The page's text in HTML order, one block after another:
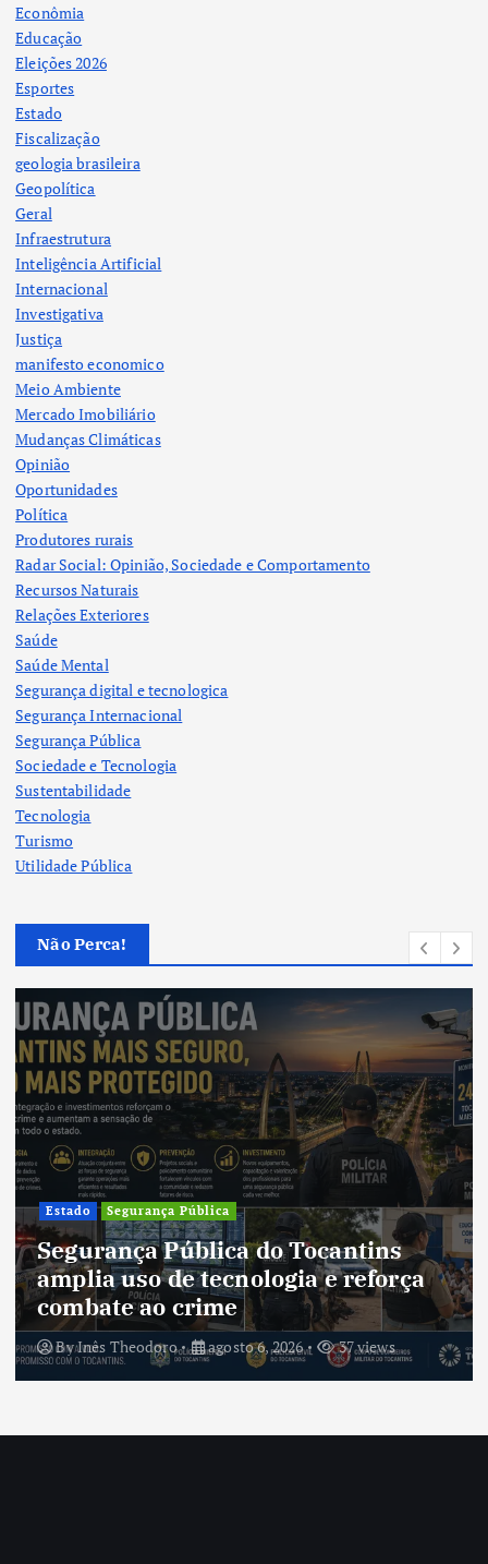
Econômia
Educação
Eleições 2026
Esportes
Estado
Fiscalização
geologia brasileira
Geopolítica
Geral
Infraestrutura
Inteligência Artificial
Internacional
Investigativa
Justiça
manifesto economico
Meio Ambiente
Mercado Imobiliário
Mudanças Climáticas
Opinião
Oportunidades
Política
Produtores rurais
Radar Social: Opinião, Sociedade e Comportamento
Recursos Naturais
Relações Exteriores
Saúde
Saúde Mental
Segurança digital e tecnologica
Segurança Internacional
Segurança Pública
Sociedade e Tecnologia
Sustentabilidade
Tecnologia
Turismo
Utilidade Pública
Não Perca!
Estado Segurança Pública
Segurança Pública do Tocantins
amplia uso de tecnologia e reforça
combate ao crime
ByInês Theodoro agosto 6, 2026 37 views